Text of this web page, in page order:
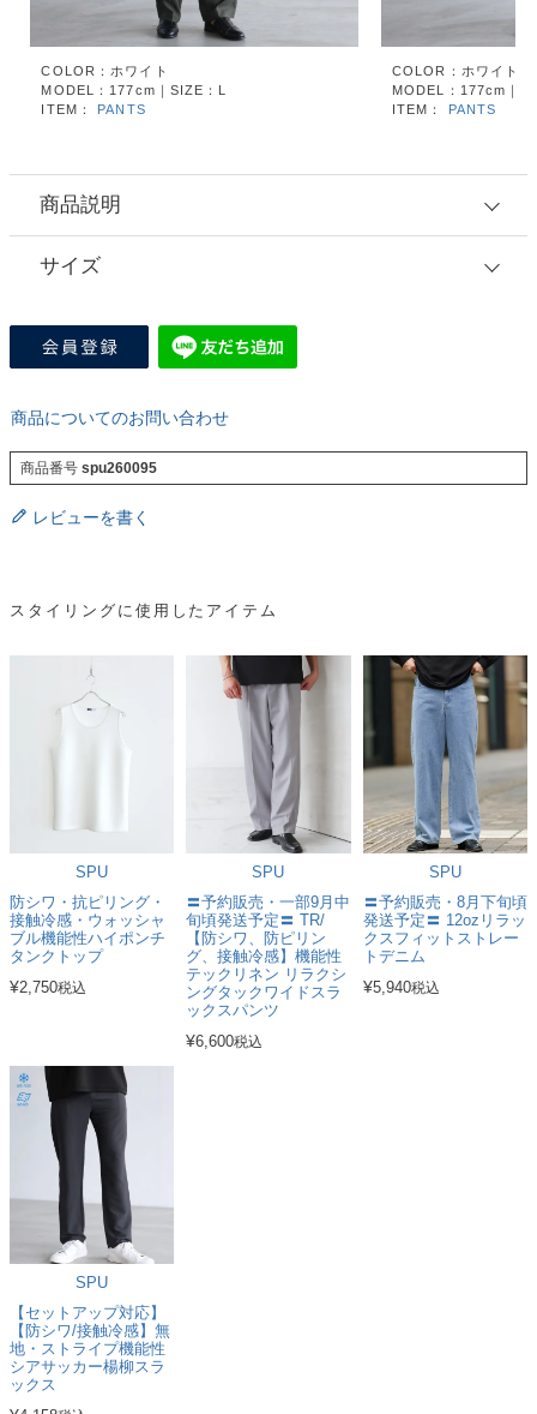
COLOR：ホワイト
MODEL：177cm｜SIZE：L
ITEM： PANTS
COLOR：ホワイト
MODEL：177cm｜
ITEM：
PANTS
商品説明
サイズ
商品についてのお問い合わせ
商品番号 spu260095
レビューを書く
スタイリングに使用したアイテム
SPU
防シワ・抗ピリング・
接触冷感・ウォッシャ
ブル機能性ハイポンチ
タンクトップ
¥2,750税込
SPU
〓予約販売・一部9月中
旬頃発送予定〓 TR/
【防シワ、防ピリン
グ、接触冷感】機能性
テックリネン リラクシ
ングタックワイドスラ
ックスパンツ
¥6,600税込
SPU
〓予約販売・8月下旬頃
発送予定〓 12ozリラッ
クスフィットストレー
トデニム
¥5,940税込
SPU
【セットアップ対応】
【防シワ/接触冷感】無
地・ストライプ機能性
シアサッカー楊柳スラ
ックス